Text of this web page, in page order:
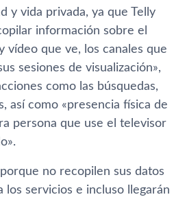
y vida privada, ya que Telly
información sobre el
vídeo que ve, los canales que
sesiones de visualización»,
como las búsquedas,
así como «presencia física de
persona que use el televisor
no recopilen sus datos
los servicios e incluso llegarán